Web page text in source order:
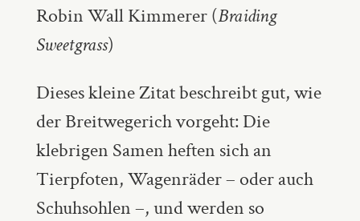
Robin Wall Kimmerer (Braiding
Sweetgrass)
Dieses kleine Zitat beschreibt gut, wie
der Breitwegerich vorgeht: Die
klebrigen Samen heften sich an
Tierpfoten, Wagenräder – oder auch
Schuhsohlen –, und werden so